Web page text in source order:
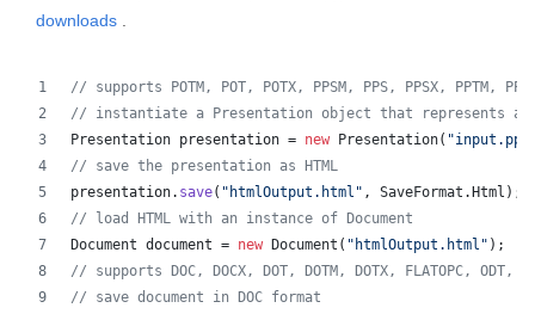
downloads
// supports POTM, POT, POTX, PPSM, PPS, PPSX, PPTM,
// instantiate a Presentation object that represents a
Presentation presentation = new Presentation(
// save the presentation as HTML
presentation. save( "htmlOutput.html" , SaveFormat . Html );
// load HTML with an instance of Document
Document document = new Document ( "htmlOutput.html" );
// supports DOC, DOCX, DOT, DOTM, DOTX, FLATOPC,
// save document in DOC format